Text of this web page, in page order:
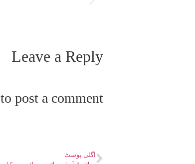
Leave a Reply
to post a comment.
اگلی پوسٹ